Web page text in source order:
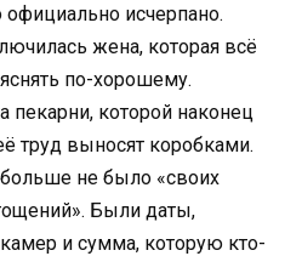
исчерпано.
жена, которая всё
по-хорошему.
пекарни, которой наконец
труд выносят коробками.
не было «своих
Были даты,
и сумма, которую кто-